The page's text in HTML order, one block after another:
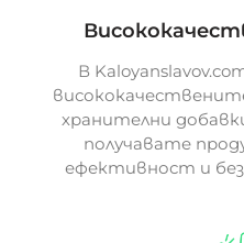
В
хранителни
получавате
ефективност и